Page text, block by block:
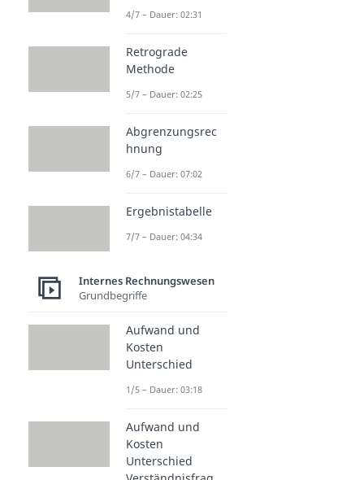
4/7 – Dauer: 02:31
Retrograde
Methode
5/7 – Dauer: 02:25
Abgrenzungsrec
hnung
6/7 – Dauer: 07:02
Ergebnistabelle
7/7 – Dauer: 04:34
Internes Rechnungswesen
Grundbegriffe
Aufwand und
Kosten
Unterschied
1/5 – Dauer: 03:18
Aufwand und
Kosten
Unterschied